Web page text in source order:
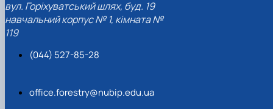
вул. Горіхуватський шлях, буд. 19
навчальний корпус № 1, кімната №
119
(044) 527-85-28
office.forestry@nubip.edu.ua